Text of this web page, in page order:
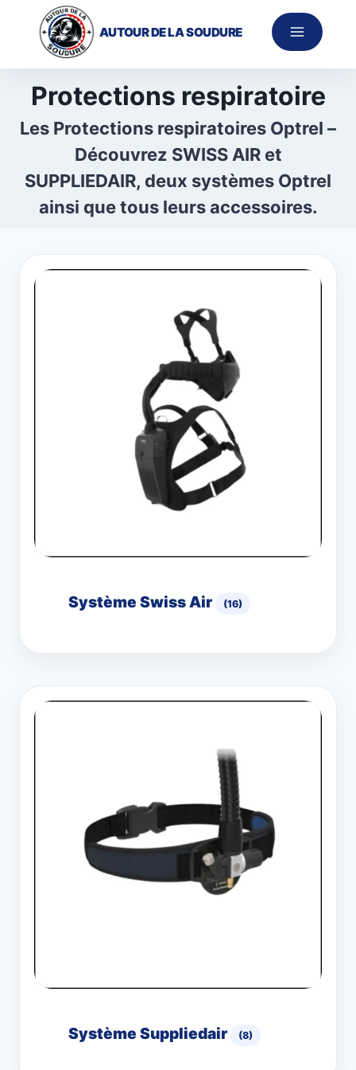
contenu
AUTOUR DE LA SOUDURE
Protections respiratoire
Les Protections respiratoires Optrel –
Découvrez SWISS AIR et
SUPPLIEDAIR, deux systèmes Optrel
ainsi que tous leurs accessoires.
Système Swiss Air (16)
Système Suppliedair (8)